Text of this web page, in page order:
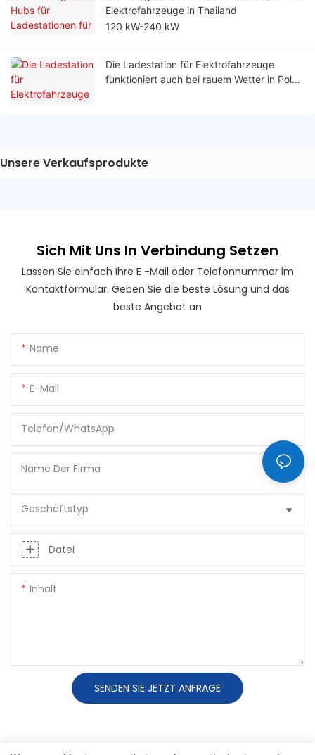
Elektrofahrzeuge in Thailand
120 kW-240 kW
Die Ladestation für Elektrofahrzeuge
funktioniert auch bei rauem Wetter in Polen
Unsere Verkaufsprodukte
Sich Mit Uns In Verbindung Setzen
Lassen Sie einfach Ihre E -Mail oder Telefonnummer im
Kontaktformular. Geben Sie die beste Lösung und das
beste Angebot an
Name
E-Mail
Telefon/WhatsApp
Name Der Firma
Geschäftstyp
Datei
Inhalt
SENDEN SIE JETZT ANFRAGE